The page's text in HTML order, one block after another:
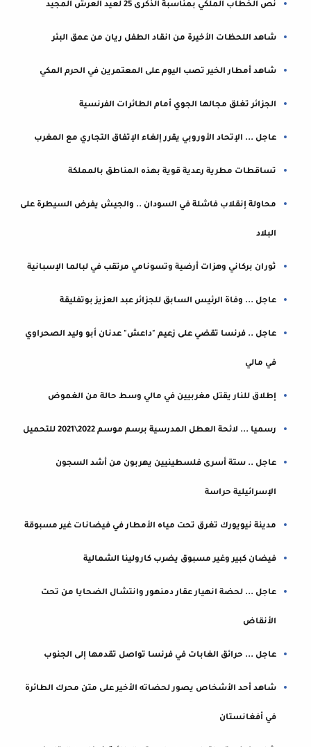
نص الخطاب الملكي بمناسبة الذكرى 25 لعيد العرش المجيد
شاهد اللحظات الأخيرة من انقاد الطفل ريان من عمق البئر
شاهد أمطار الخير تصب اليوم على المعتمرين في الحرم المكي
الجزائر تغلق مجالها الجوي أمام الطائرات الفرنسية
عاجل ... الإتحاد الأوروبي يقرر إلغاء الإتفاق التجاري مع المغرب
تساقطات مطرية رعدية قوية بهذه المناطق بالمملكة
محاولة إنقلاب فاشلة في السودان .. والجيش يفرض السيطرة على
البلاد
ثوران بركاني وهزات أرضية وتسونامي مرتقب في لبالما الإسبانية
عاجل ... وفاة الرئيس السابق للجزائر عبد العزيز بوتفليقة
عاجل .. فرنسا تقضي على زعيم "داعش" عدنان أبو وليد الصحراوي
في مالي
إطلاق للنار يقتل مغربيين في مالي وسط حالة من الغموض
رسميا ... لائحة العطل المدرسية برسم موسم 2022\2021 للتحميل
عاجل .. ستة أسرى فلسطينيين يهربون من أشد السجون
الإسرائيلية حراسة
مدينة نيويورك تغرق تحت مياه الأمطار في فيضانات غير مسبوقة
فيضان كبير وغير مسبوق يضرب كارولينا الشمالية
عاجل ... لحضة انهيار عقار دمنهور وانتشال الضحايا من تحت
الأنقاض
عاجل ... حرائق الغابات في فرنسا تواصل تقدمها إلى الجنوب
شاهد أحد الأشخاص يصور لحضاته الأخير على متن محرك الطائرة
في أفغانستان